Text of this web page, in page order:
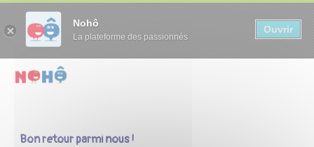
Nohô
La plateforme des passionnés
Ouvrir
Bon retour parmi nous !
Panneau de gestion des cookies